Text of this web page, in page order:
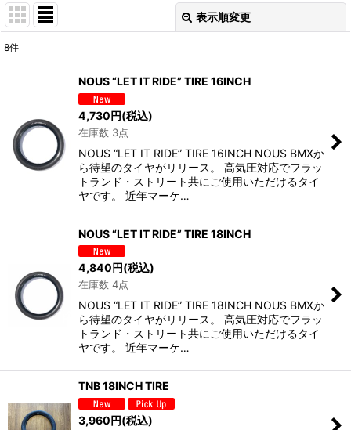
表示順変更
絞り込む
8件
NOUS “LET IT RIDE” TIRE 16INCH
4,730円(税込)
在庫数 3点
NOUS “LET IT RIDE” TIRE 16INCH NOUS BMXか
ら待望のタイヤがリリース。 高気圧対応でフラッ
トランド・ストリート共にご使用いただけるタイ
ヤです。 近年マーケ…
NOUS “LET IT RIDE” TIRE 18INCH
4,840円(税込)
在庫数 4点
NOUS “LET IT RIDE” TIRE 18INCH NOUS BMXか
ら待望のタイヤがリリース。 高気圧対応でフラッ
トランド・ストリート共にご使用いただけるタイ
ヤです。 近年マーケ…
TNB 18INCH TIRE
3,960円(税込)